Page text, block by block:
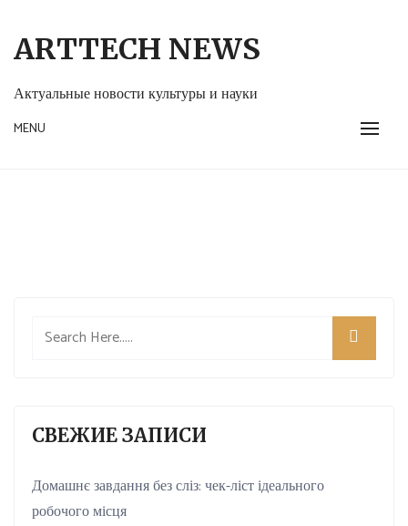
content
ARTTECH NEWS
Актуальные новости культуры и науки
MENU
СВЕЖИЕ ЗАПИСИ
Домашнє завдання без сліз: чек-ліст ідеального
робочого місця